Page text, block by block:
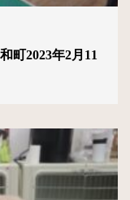
町2023年2月11